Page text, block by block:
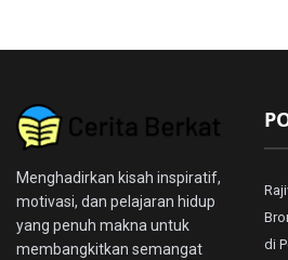
Menghadirkan kisah inspiratif,
motivasi, dan pelajaran hidup
yang penuh makna untuk
membangkitkan semangat
di